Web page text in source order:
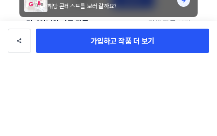
디자이너의 다른 작품 전체 작품 보기
가입하고 작품 더 보기
해당 콘테스트를 보러 갈까요?